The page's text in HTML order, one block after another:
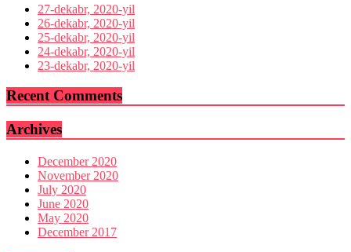
27-dekabr, 2020-yil
26-dekabr, 2020-yil
25-dekabr, 2020-yil
24-dekabr, 2020-yil
23-dekabr, 2020-yil
Recent Comments
Archives
December 2020
November 2020
July 2020
June 2020
May 2020
December 2017